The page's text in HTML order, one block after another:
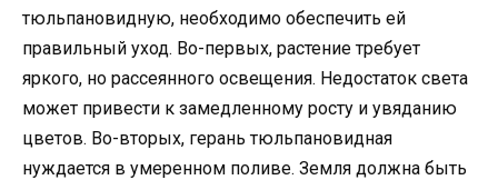
тюльпановидную, необходимо обеспечить ей
правильный уход. Во-первых, растение требует
яркого, но рассеянного освещения. Недостаток света
может привести к замедленному росту и увяданию
цветов. Во-вторых, герань тюльпановидная
нуждается в умеренном поливе. Земля должна быть